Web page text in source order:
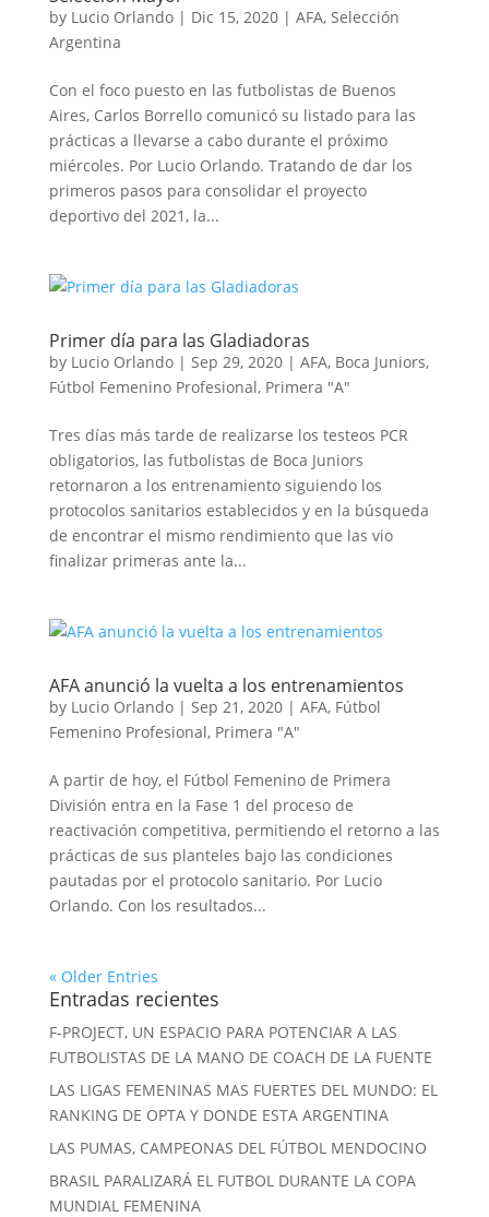
by Lucio Orlando| Dic 15, 2020| AFA, Selección
Argentina
Con el foco puesto en las futbolistas de Buenos
Aires, Carlos Borrello comunicó su listado para las
prácticas a llevarse a cabo durante el próximo
miércoles. Por Lucio Orlando. Tratando de dar los
primeros pasos para consolidar el proyecto
deportivo del 2021, la...
Primer día para las Gladiadoras
by Lucio Orlando| Sep 29, 2020| AFA, Boca Juniors,
Fútbol Femenino Profesional, Primera "A"
Tres días más tarde de realizarse los testeos PCR
obligatorios, las futbolistas de Boca Juniors
retornaron a los entrenamiento siguiendo los
protocolos sanitarios establecidos y en la búsqueda
de encontrar el mismo rendimiento que las vio
finalizar primeras ante la...
AFA anunció la vuelta a los entrenamientos
by Lucio Orlando| Sep 21, 2020| AFA, Fútbol
Femenino Profesional, Primera "A"
A partir de hoy, el Fútbol Femenino de Primera
División entra en la Fase 1 del proceso de
reactivación competitiva, permitiendo el retorno a las
prácticas de sus planteles bajo las condiciones
pautadas por el protocolo sanitario. Por Lucio
Orlando. Con los resultados...
« Older Entries
Entradas recientes
F-PROJECT, UN ESPACIO PARA POTENCIAR A LAS
FUTBOLISTAS DE LA MANO DE COACH DE LA FUENTE
LAS LIGAS FEMENINAS MAS FUERTES DEL MUNDO: EL
RANKING DE OPTA Y DONDE ESTA ARGENTINA
LAS PUMAS, CAMPEONAS DEL FÚTBOL MENDOCINO
BRASIL PARALIZARÁ EL FUTBOL DURANTE LA COPA
MUNDIAL FEMENINA